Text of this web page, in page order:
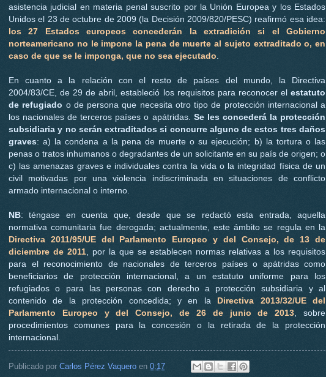
asistencia judicial en materia penal suscrito por la Unión Europea y los Estados
Unidos el 23 de octubre de 2009 (la Decisión 2009/820/PESC) reafirmó esa idea:
los 27 Estados europeos concederán la extradición si el Gobierno
norteamericano no le impone la pena de muerte al sujeto extraditado o, en
caso de que se le imponga, que no sea ejecutado
En cuanto a la relación con el resto de países del mundo, la Directiva
2004/83/CE, de 29 de abril, estableció los requisitos para reconocer el estatuto
de refugiado o de persona que necesita otro tipo de protección internacional a
los nacionales de terceros países o apátridas. Se les concederá la protección
subsidiaria y no serán extraditados si concurre alguno de estos tres daños
graves: a) la condena a la pena de muerte o su ejecución; b) la tortura o las
penas o tratos inhumanos o degradantes de un solicitante en su país de origen; o
c) las amenazas graves e individuales contra la vida o la integridad física de un
civil motivadas por una violencia indiscriminada en situaciones de conflicto
armado internacional o interno.
NB: téngase en cuenta que, desde que se redactó esta entrada, aquella
normativa comunitaria fue derogada; actualmente, este ámbito se regula en la
Directiva 2011/95/UE del Parlamento Europeo y del Consejo, de 13 de
diciembre de 2011, por la que se establecen normas relativas a los requisitos
para el reconocimiento de nacionales de terceros países o apátridas como
beneficiarios de protección internacional, a un estatuto uniforme para los
refugiados o para las personas con derecho a protección subsidiaria y al
contenido de la protección concedida; y en la
Directiva 2013/32/UE del
Parlamento Europeo y del Consejo, de 26 de junio de 2013 , sobre
procedimientos comunes para la concesión o la retirada de la protección
internacional.
Publicado por Carlos Pérez Vaquero en 0:17